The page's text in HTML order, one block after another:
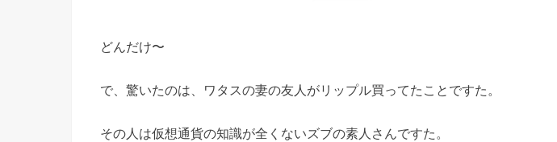
どんだけ〜
で、驚いたのは、ワタスの妻の友人がリップル買ってたことですた。
その人は仮想通貨の知識が全くないズブの素人さんですた。